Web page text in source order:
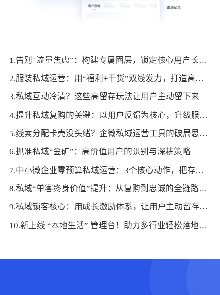
1.告别“流量焦虑”：构建专属圈层，锁定核心用户长期价值
2.服装私域运营：用“福利+干货”双线发力，打造高复购客户池
3.私域互动冷清？这些高留存玩法让用户主动留下来
4.提升私域复购的关键：以用户反馈为核心，升级服务体验
5.线索分配卡壳没头绪？企微私域运营工具的破局思路超实用！
6.抓准私域“金矿”：高价值用户的识别与深耕策略
7.中小微企业零预算私域运营：3个核心动作，把存量变成增量
8.私域“单客终身价值”提升：从复购到忠诚的全链路设计
9.私域锁客核心：用成长激励体系，让用户主动留存复购
10.新上线 “本地生活” 管理台！助力多行业轻松落地门店运营，激活线下增长新曲线！